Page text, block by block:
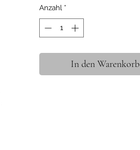
Anzahl *
In den Warenkorb